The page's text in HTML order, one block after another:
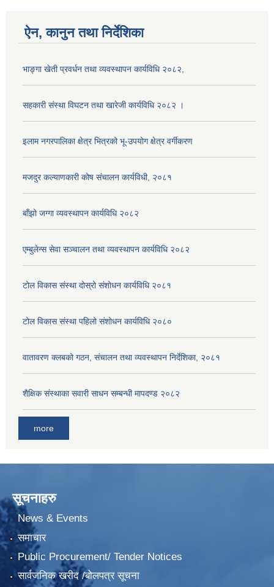
ऐन, कानुन तथा निर्देशिका
भाङ्गा खेती प्रवर्धन तथा व्यवस्थापन कार्यविधि २०८२,
सहकारी संस्था विघटन तथा खारेजी कार्यविधि २०८२ ।
इलाम नगरपालिका क्षेत्र भित्रको भू-उपयोग क्षेत्र वर्गीकरण
मजदुर कल्याणकारी कोष संचालन कार्यविधी, २०८१
बाँझो जग्गा व्यवस्थापन कार्यविधि २०८२
एम्बुलेन्स सेवा सञ्चालन तथा व्यवस्थापन कार्यविधि २०८२
टोल विकास संस्था दोस्रो संशोधन कार्यविधि २०८१
टोल विकास संस्था पहिलो संशोधन कार्यविधि २०८०
वातावरण क्लबको गठन, संचालन तथा व्यवस्थापन निर्देशिका, २०८१
शैक्षिक संस्थाका सवारी साधन सम्बन्धी मापदण्ड २०८२
more
सूचनाहरु
News & Events
समाचार
Public Procurement/ Tender Notices
सार्वजनिक खरीद /बोलपत्र सूचना